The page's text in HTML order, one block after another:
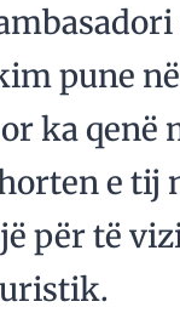
pune
ka qenë
e tij
për të